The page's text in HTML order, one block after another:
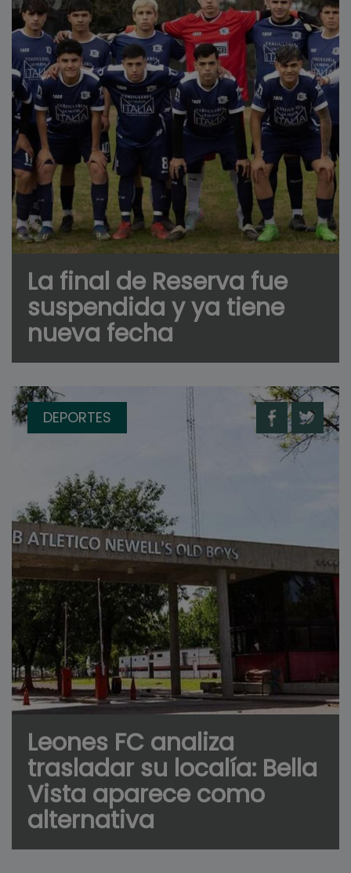
La final de Reserva fue
suspendida y ya tiene
nueva fecha
DEPORTES
Leones FC analiza
trasladar su localía: Bella
Vista aparece como
alternativa